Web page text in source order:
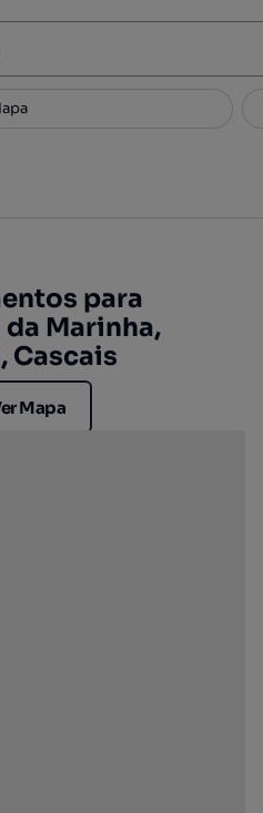
1
para
Marinha,
Cascais
Mapa